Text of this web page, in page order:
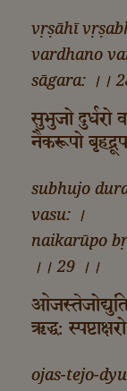
vṛṣāhī
vardhano
sāgara: ।।
सुभुजो दुर्धरो
नैकरूपो
subhujo
vasu: ।
naikarūpo
।। 29 ।।
ऋद्ध:
ojas-tejo-